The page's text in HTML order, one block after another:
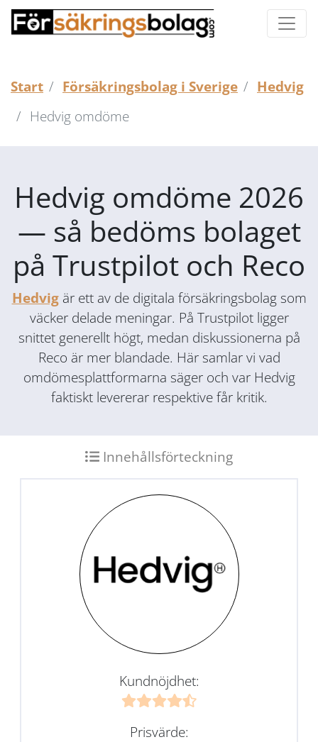
Start Försäkringsbolag i Sverige
Hedvig
Hedvig omdöme
Hedvig omdöme 2026
— så bedöms bolaget
på Trustpilot och Reco
Hedvigär ett av de digitala försäkringsbolag som
väcker delade meningar. På Trustpilot ligger
snittet generellt högt, medan diskussionerna på
Reco är mer blandade. Här samlar vi vad
omdömesplattformarna säger och var Hedvig
faktiskt levererar respektive får kritik.
Innehållsförteckning
Kundnöjdhet:
Prisvärde: